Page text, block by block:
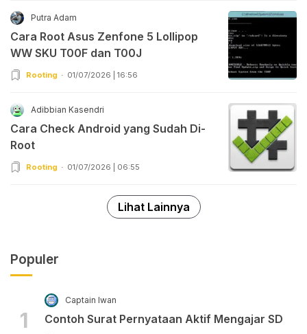
Putra Adam
Cara Root Asus Zenfone 5 Lollipop
WW SKU T00F dan T00J
Rooting 01/07/2026 | 16:56
Adibbian Kasendri
Cara Check Android yang Sudah Di-
Root
Rooting 01/07/2026 | 06:55
Lihat Lainnya
Populer
1
Captain Iwan
Contoh Surat Pernyataan Aktif Mengajar SD